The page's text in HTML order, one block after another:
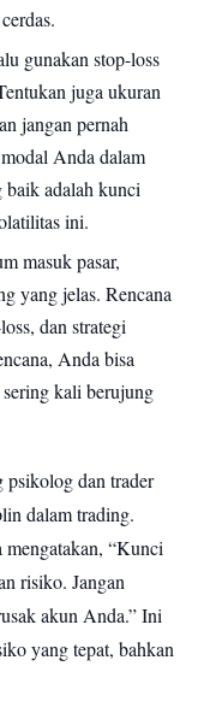
gunakan stop-loss
juga ukuran
jangan pernah
Anda dalam
baik adalah kunci
ini.
masuk pasar,
yang jelas. Rencana
dan strategi
Anda bisa
kali berujung
psikolog dan trader
dalam trading.
“Kunci
risiko. Jangan
akun Anda.” Ini
yang tepat, bahkan